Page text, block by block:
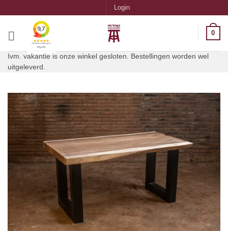
inhoud
Login
0
Ivm. vakantie is onze winkel gesloten. Bestellingen worden wel
uitgeleverd.